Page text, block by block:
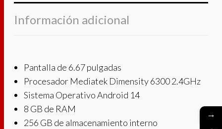
Información adicional
Pantalla de 6.67 pulgadas
Procesador Mediatek Dimensity 6300 2.4GHz
Sistema Operativo Android 14
8 GB de RAM
256 GB de almacenamiento interno
→